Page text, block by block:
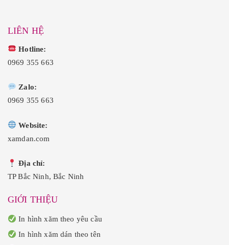
LIÊN HỆ
Hotline:
0969 355 663
Zalo:
0969 355 663
Website:
xamdan.com
Địa chỉ:
TP Bắc Ninh, Bắc Ninh
GIỚI THIỆU
In hình xăm theo yêu cầu
In hình xăm dán theo tên